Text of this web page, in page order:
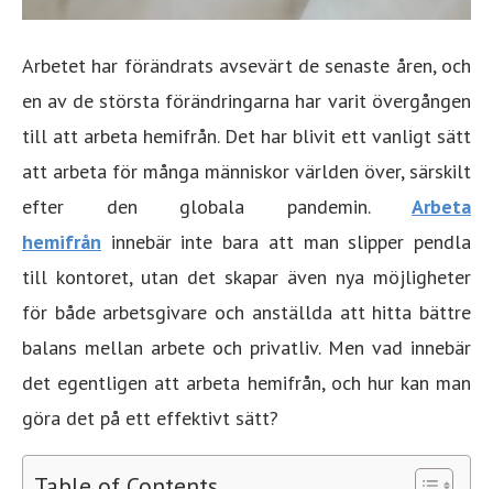
Arbetet har förändrats avsevärt de senaste åren, och
en av de största förändringarna har varit övergången
till att arbeta hemifrån. Det har blivit ett vanligt sätt
att arbeta för många människor världen över, särskilt
efter den globala pandemin. Arbeta
hemifrån innebär inte bara att man slipper pendla
till kontoret, utan det skapar även nya möjligheter
för både arbetsgivare och anställda att hitta bättre
balans mellan arbete och privatliv. Men vad innebär
det egentligen att arbeta hemifrån, och hur kan man
göra det på ett effektivt sätt?